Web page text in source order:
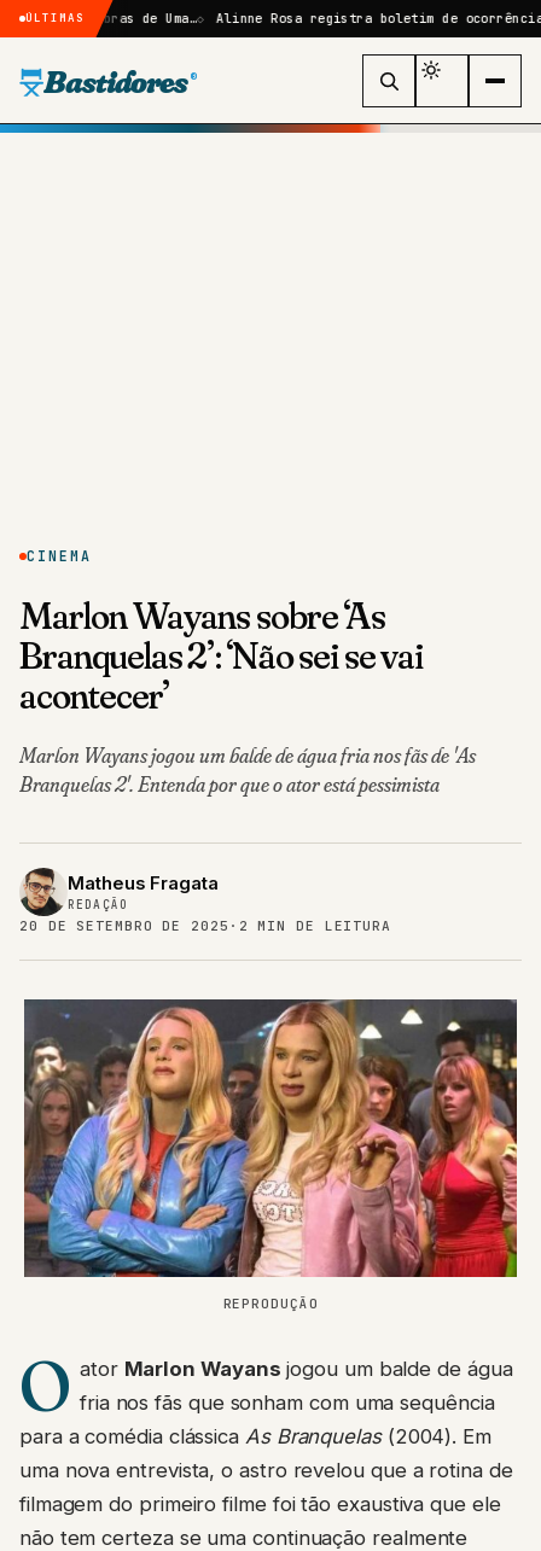
ÚLTIMAS
Sombras de Uma… Alinne Rosa registra boletim de ocorrência após
Bastidores ®
CINEMA
Marlon Wayans sobre ‘As
Branquelas 2’: ‘Não sei se vai
acontecer’
Marlon Wayans jogou um balde de água fria nos fãs de 'As
Branquelas 2'. Entenda por que o ator está pessimista
Matheus Fragata
REDAÇÃO
20 DE SETEMBRO DE 2025 · 2 MIN DE LEITURA
REPRODUÇÃO
O ator Marlon Wayans jogou um balde de água
fria nos fãs que sonham com uma sequência
para a comédia clássica As Branquelas(2004). Em
uma nova entrevista, o astro revelou que a rotina de
filmagem do primeiro filme foi tão exaustiva que ele
não tem certeza se uma continuação realmente